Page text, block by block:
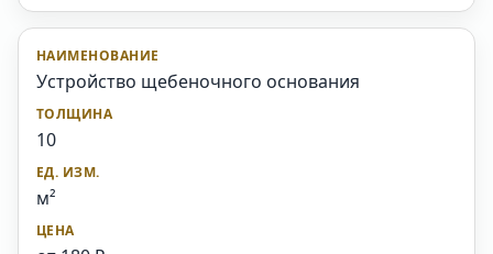
Устройство щебеночного основания
10
м²